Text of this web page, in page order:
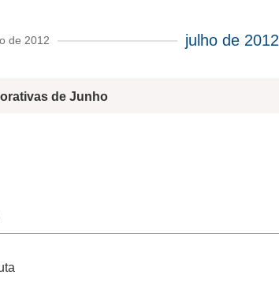
de 2012 julho de 2012
de Junho